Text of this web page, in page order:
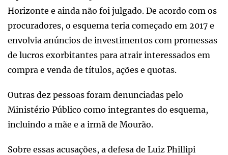
Horizonte e ainda não foi julgado. De acordo com os
procuradores, o esquema teria começado em 2017 e
envolvia anúncios de investimentos com promessas
de lucros exorbitantes para atrair interessados em
compra e venda de títulos, ações e quotas.
Outras dez pessoas foram denunciadas pelo
Ministério Público como integrantes do esquema,
incluindo a mãe e a irmã de Mourão.
Sobre essas acusações, a defesa de Luiz Phillipi